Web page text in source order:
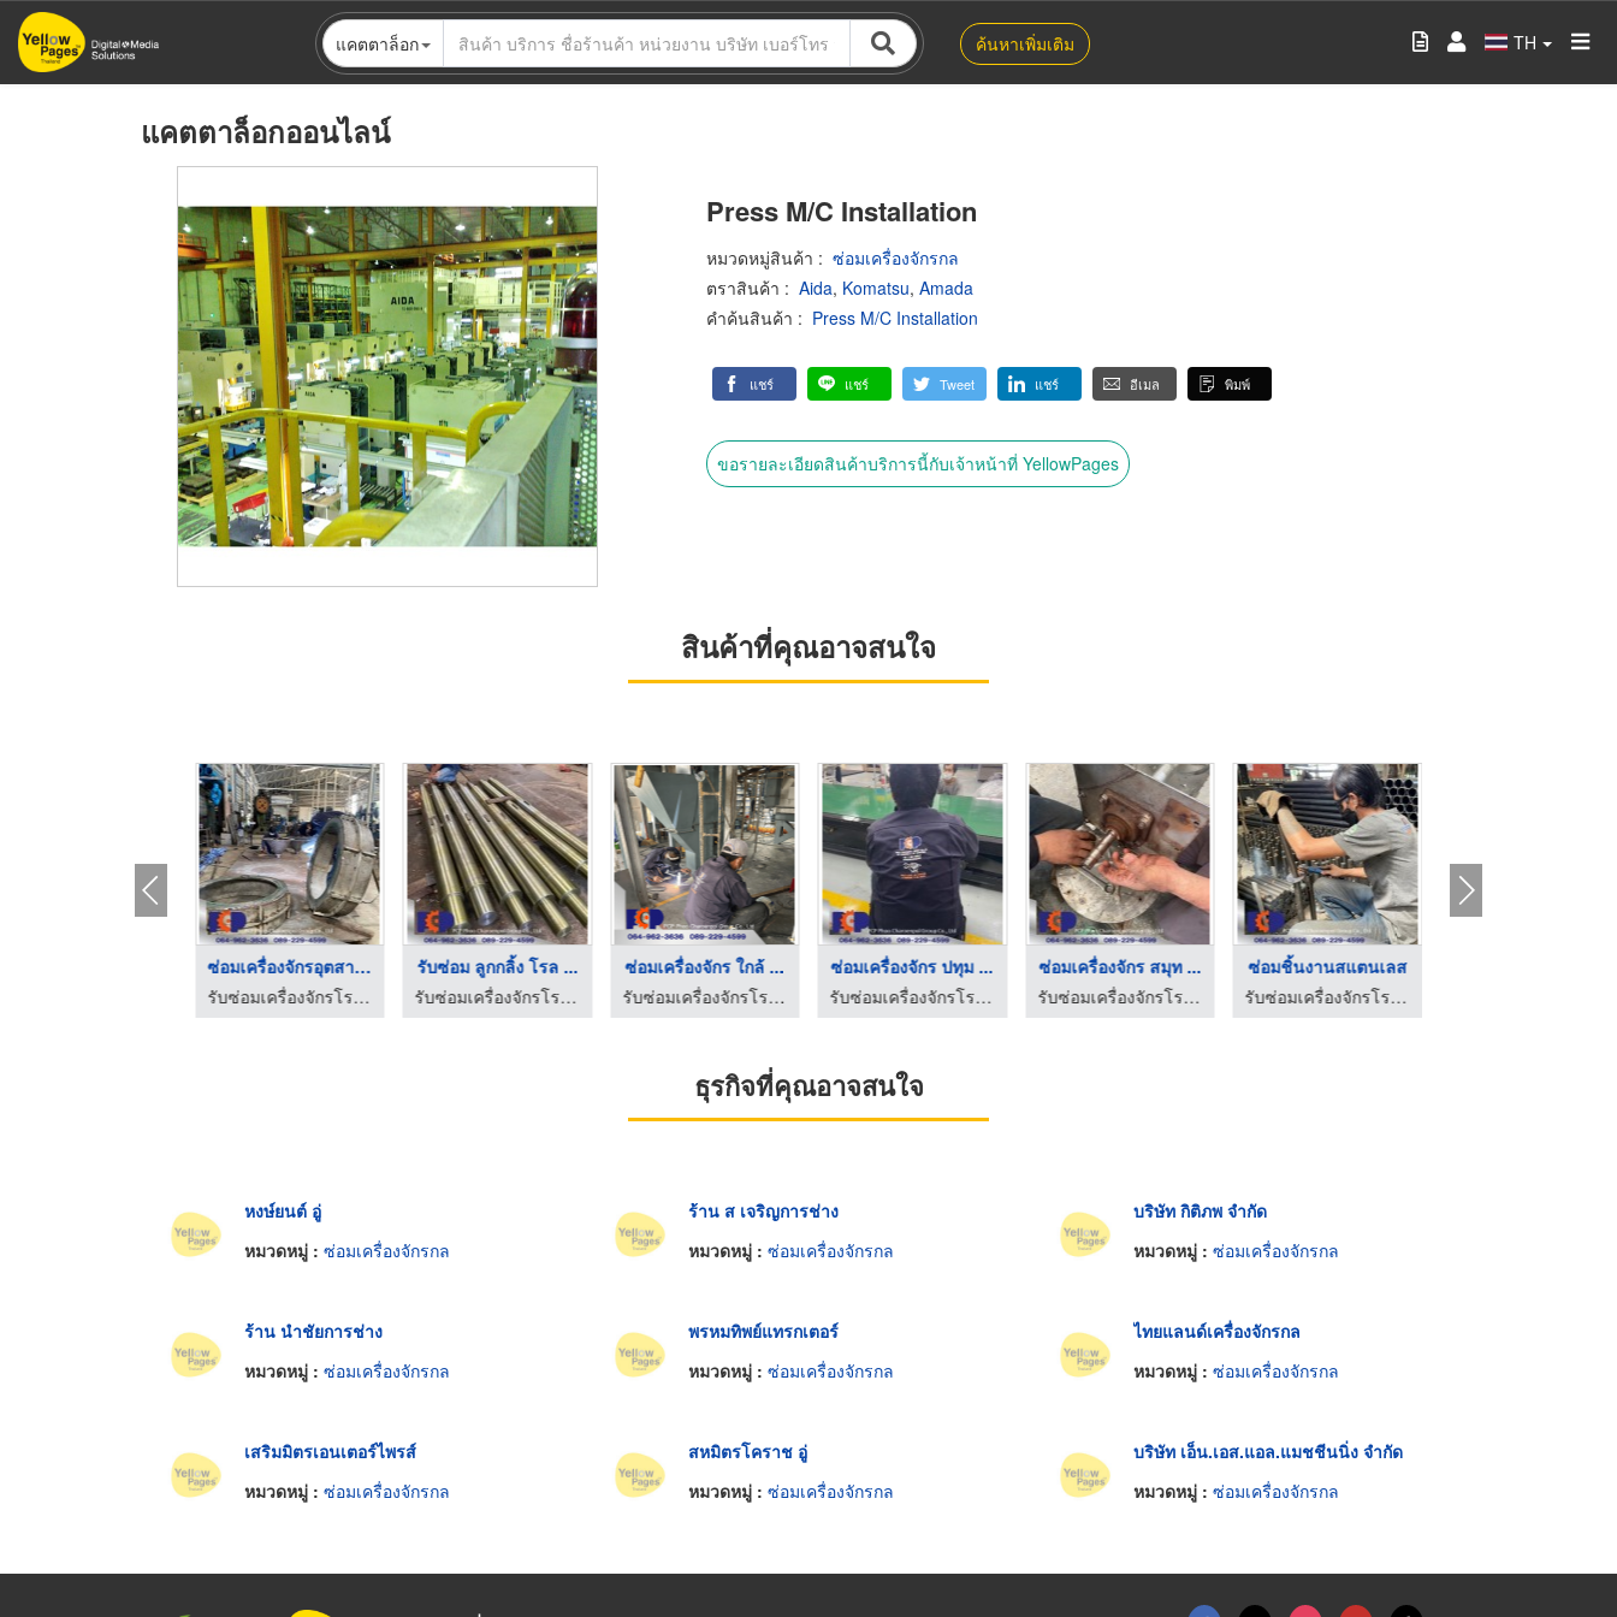
ข้าม
ไป
แคตตาล็อก ค้นหาเพิ่มเติม TH
แคตตาล็อกออนไลน์
Press M/C Installation
หมวดหมู่สินค้า : ซ่อมเครื่องจักรกล
ตราสินค้า : Aida, Komatsu, Amada
คำค้นสินค้า : Press M/C Installation
แชร์ แชร์ Tweet แชร์ อีเมล พิมพ์
ขอรายละเอียดสินค้าบริการนี้กับเจ้าหน้าที่ YellowPages
สินค้าที่คุณอาจสนใจ
ซ่อมเครื่องจักรอุตสา ...
รับซ่อมเครื่องจักรโรงงาน - ภู่เจริญผล กรุ๊ป
รับซ่อม ลูกกลิ้ง โรล ...
รับซ่อมเครื่องจักรโรงงาน - ภู่เจริญผล กรุ๊ป
ซ่อมเครื่องจักร ใกล้ ...
รับซ่อมเครื่องจักรโรงงาน - ภู่เจริญผล กรุ๊ป
ซ่อมเครื่องจักร ปทุม ...
รับซ่อมเครื่องจักรโรงงาน - ภู่เจริญผล กรุ๊ป
ซ่อมเครื่องจักร สมุท ...
รับซ่อมเครื่องจักรโรงงาน - ภู่เจริญผล กรุ๊ป
ซ่อมชิ้นงานสแตนเลส
รับซ่อมเครื่องจักรโรงงาน - ภู่เจริญผล กรุ๊ป
ธุรกิจที่คุณอาจสนใจ
หงษ์ยนต์ อู่
หมวดหมู่ : ซ่อมเครื่องจักรกล
ร้าน ส เจริญการช่าง
หมวดหมู่ :ซ่อมเครื่องจักรกล
บริษัท กิติภพ จำกัด
หมวดหมู่ : ซ่อมเครื่องจักรกล
ร้าน นำชัยการช่าง
หมวดหมู่ : ซ่อมเครื่องจักรกล
พรหมทิพย์แทรกเตอร์
หมวดหมู่ :ซ่อมเครื่องจักรกล
ไทยแลนด์เครื่องจักรกล
หมวดหมู่ : ซ่อมเครื่องจักรกล
เสริมมิตรเอนเตอร์ไพรส์
หมวดหมู่ : ซ่อมเครื่องจักรกล
สหมิตรโคราช อู่
หมวดหมู่ :ซ่อมเครื่องจักรกล
บริษัท เอ็น.เอส.แอล.แมชชีนนิ่ง จำกัด
หมวดหมู่ : ซ่อมเครื่องจักรกล